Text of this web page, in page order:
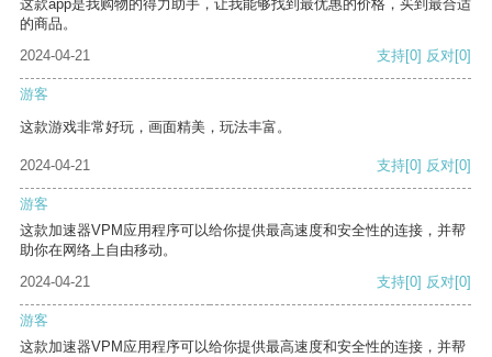
这款app是我购物的得力助手，让我能够找到最优惠的价格，买到最合适
的商品。
2024-04-21
支持[0] 反对[0]
游客
这款游戏非常好玩，画面精美，玩法丰富。
2024-04-21 支持[0] 反对[0]
游客
这款加速器VPM应用程序可以给你提供最高速度和安全性的连接，并帮
助你在网络上自由移动。
2024-04-21
支持[0] 反对[0]
游客
这款加速器VPM应用程序可以给你提供最高速度和安全性的连接，并帮